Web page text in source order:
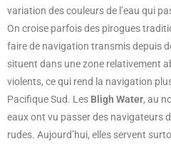
variation des couleurs de l’eau qui
On croise parfois des pirogues
faire de navigation transmis depuis
situent dans une zone relativement
violents, ce qui rend la navigation
Pacifique Sud. Les Bligh Water, au
eaux ont vu passer des navigateurs
rudes. Aujourd’hui, elles servent